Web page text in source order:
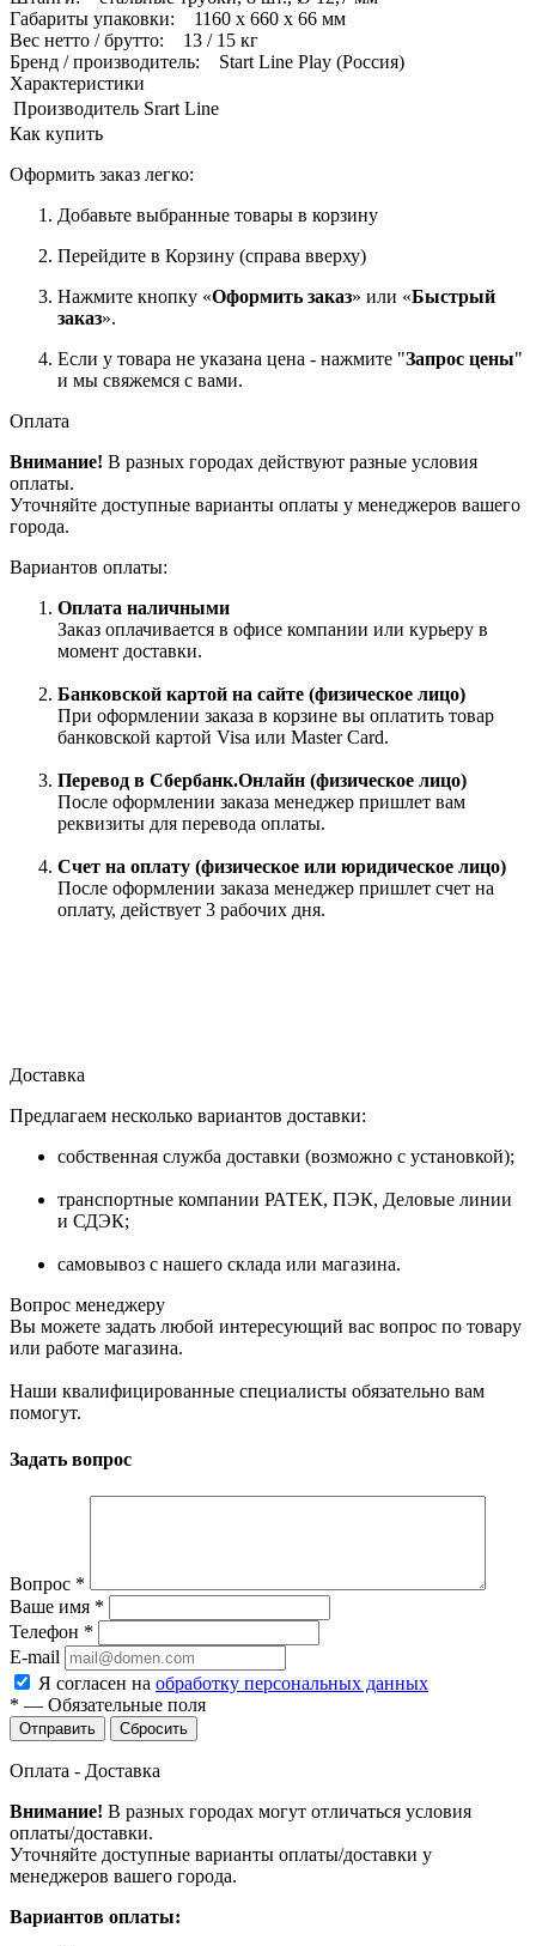
Габариты упаковки: 1160 x 660 x 66 мм
Вес нетто / брутто: 13 / 15 кг
Бренд / производитель: Start Line Play (Россия)
Характеристики
Производитель Srart Line
Как купить
Оформить заказ легко:
Добавьте выбранные товары в корзину
Перейдите в Корзину (справа вверху)
Нажмите кнопку «Оформить заказ» или «Быстрый
заказ».
Если у товара не указана цена - нажмите "Запрос цены"
и мы свяжемся с вами.
Оплата
Внимание! В разных городах действуют разные условия
оплаты.
Уточняйте доступные варианты оплаты у менеджеров вашего
города.
Вариантов оплаты:
Оплата наличными
Заказ оплачивается в офисе компании или курьеру в
момент доставки.
Банковской картой на сайте (физическое лицо)
При оформлении заказа в корзине вы оплатить товар
банковской картой Visa или Master Card.
Перевод в Сбербанк.Онлайн (физическое лицо)
После оформлении заказа менеджер пришлет вам
реквизиты для перевода оплаты.
Счет на оплату (физическое или юридическое лицо)
После оформлении заказа менеджер пришлет счет на
оплату, действует 3 рабочих дня.
Доставка
Предлагаем несколько вариантов доставки:
собственная служба доставки (возможно с установкой);
транспортные компании РАТЕК, ПЭК, Деловые линии
и СДЭК;
самовывоз с нашего склада или магазина.
Вопрос менеджеру
Вы можете задать любой интересующий вас вопрос по товару
или работе магазина.
Наши квалифицированные специалисты обязательно вам
помогут.
Задать вопрос
Вопрос *
Ваше имя *
Телефон *
E-mail
Я согласен на обработку персональных данных
* — Обязательные поля
Сбросить
Оплата - Доставка
Внимание! В разных городах могут отличаться условия
оплаты/доставки.
Уточняйте доступные варианты оплаты/доставки у
менеджеров вашего города.
Вариантов оплаты: